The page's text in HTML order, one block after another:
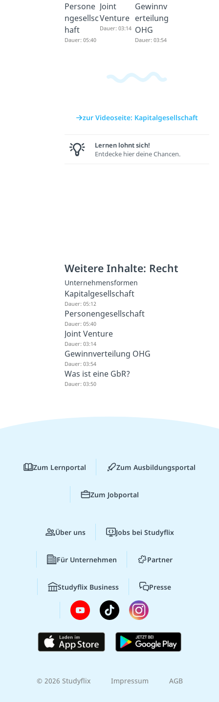
Persone
ngesellsc
haft
Dauer: 05:40
Joint
Venture
Dauer: 03:14
Gewinnv
erteilung
OHG
Dauer: 03:54
zur Videoseite: Kapitalgesellschaft
Lernen lohnt sich!
Entdecke hier deine Chancen.
Weitere Inhalte: Recht
Unternehmensformen
Kapitalgesellschaft
Dauer: 05:12
Personengesellschaft
Dauer: 05:40
Joint Venture
Dauer: 03:14
Gewinnverteilung OHG
Dauer: 03:54
Was ist eine GbR?
Dauer: 03:50
Zum Lernportal Zum Ausbildungsportal
Zum Jobportal
Über uns Jobs bei Studyflix
Für Unternehmen Partner
Studyflix Business Presse
© 2026 Studyflix Impressum AGB